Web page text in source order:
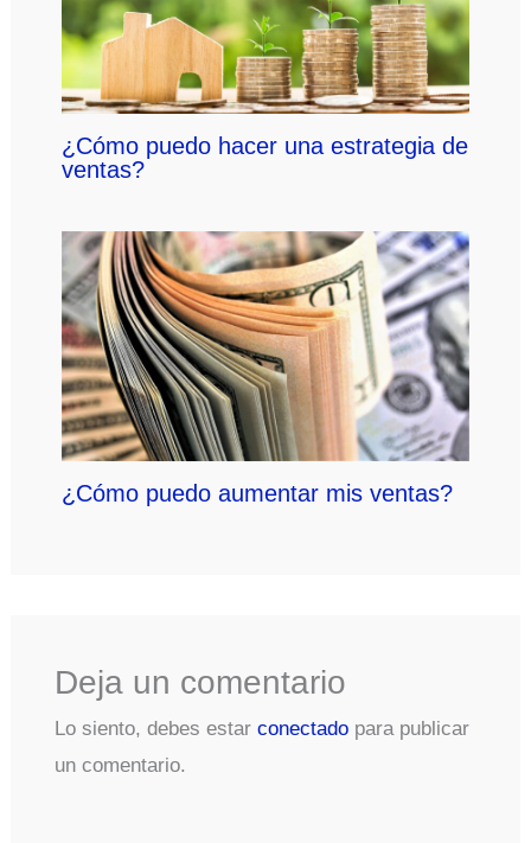
¿Cómo puedo hacer una estrategia de
ventas?
¿Cómo puedo aumentar mis ventas?
Deja un comentario
Lo siento, debes estar conectadopara publicar
un comentario.